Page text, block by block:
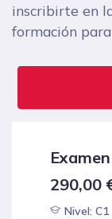
inscribirte en
formación
290,00
Nivel: C1